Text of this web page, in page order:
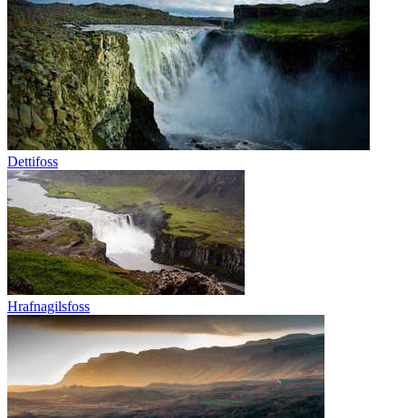
Dettifoss
Hrafnagilsfoss